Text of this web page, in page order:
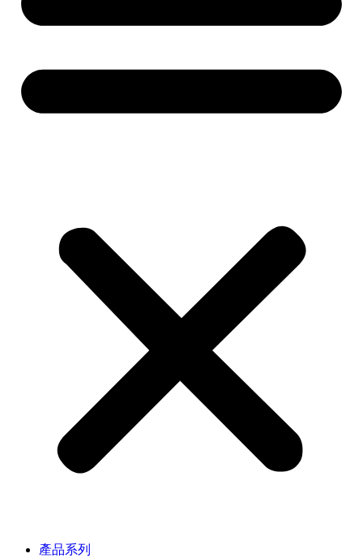
產品系列